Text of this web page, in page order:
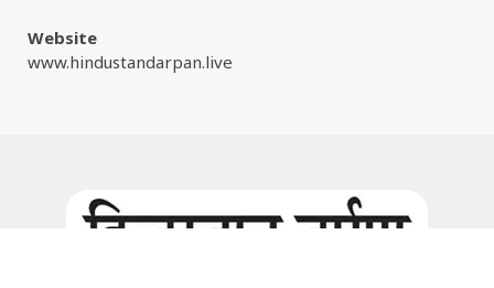
Website
www.hindustandarpan.live